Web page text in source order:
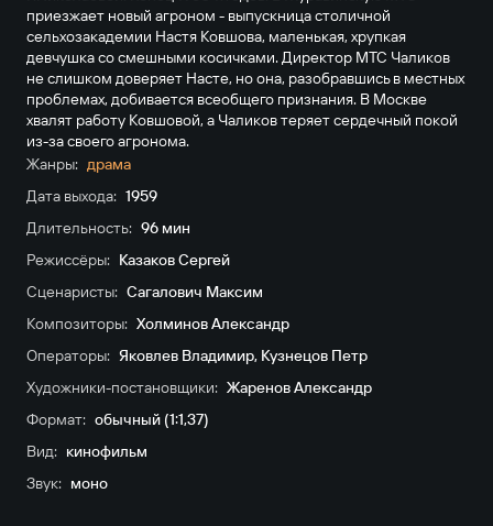
приезжает новый агроном - выпускница столичной
сельхозакадемии Настя Ковшова, маленькая, хрупкая
девчушка со смешными косичками. Директор МТС Чаликов
не слишком доверяет Насте, но она, разобравшись в местных
проблемах, добивается всеобщего признания. В Москве
хвалят работу Ковшовой, а Чаликов теряет сердечный покой
из-за своего агронома.
Жанры: драма
Дата выхода: 1959
Длительность: 96 мин
Режиссёры: Казаков Сергей
Сценаристы: Сагалович Максим
Композиторы: Холминов Александр
Операторы: Яковлев Владимир, Кузнецов Петр
Художники-постановщики: Жаренов Александр
Формат: обычный (1:1,37)
Вид: кинофильм
Звук: моно